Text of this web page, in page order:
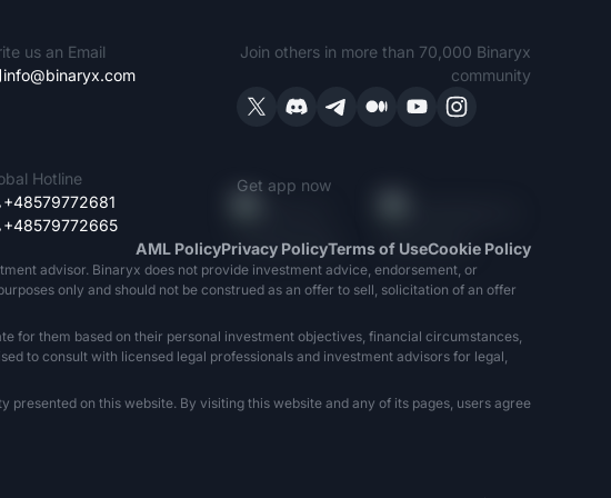
us an Email
info@binaryx.com
Hotline
+48579772681
+48579772665
Join others in more than 70,000 Binaryx
community
Get app now
AML PolicyPrivacy PolicyTerms of UseCookie Policy
advisor. Binaryx does not provide investment advice, endorsement, or
only and should not be construed as an offer to sell, solicitation of an offer
for them based on their personal investment objectives, financial circumstances,
to consult with licensed legal professionals and investment advisors for legal,
on this website. By visiting this website and any of its pages, users agree